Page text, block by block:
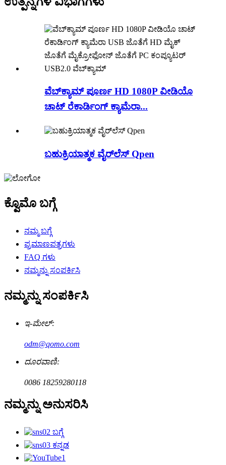
ವೆಬ್‌ಕ್ಯಾಮ್ ಪೂರ್ಣ HD 1080P ವೀಡಿಯೊ
ಚಾಟ್ ರೆಕಾರ್ಡಿಂಗ್ ಕ್ಯಾಮೆರಾ...
ಬಹುಕ್ರಿಯಾತ್ಮಕ ವೈರ್‌ಲೆಸ್ Qpen
ಕ್ವೊಮೊ ಬಗ್ಗೆ
ನಮ್ಮ ಬಗ್ಗೆ
ಪ್ರಮಾಣಪತ್ರಗಳು
FAQ ಗಳು
ನಮ್ಮನ್ನು ಸಂಪರ್ಕಿಸಿ
ನಮ್ಮನ್ನು ಸಂಪರ್ಕಿಸಿ
ಇ-ಮೇಲ್:
odm@qomo.com
ದೂರವಾಣಿ:
0086 18259280118
ನಮ್ಮನ್ನು ಅನುಸರಿಸಿ